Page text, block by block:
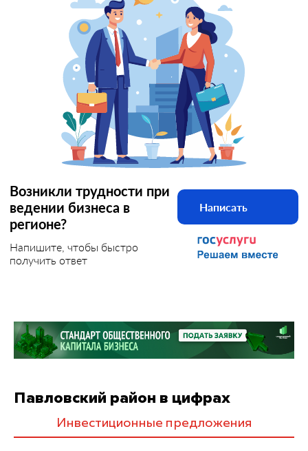
Возникли трудности при
ведении бизнеса в
регионе?
Напишите, чтобы быстро
получить ответ
Написать
Павловский район в цифрах
Инвестиционные предложения